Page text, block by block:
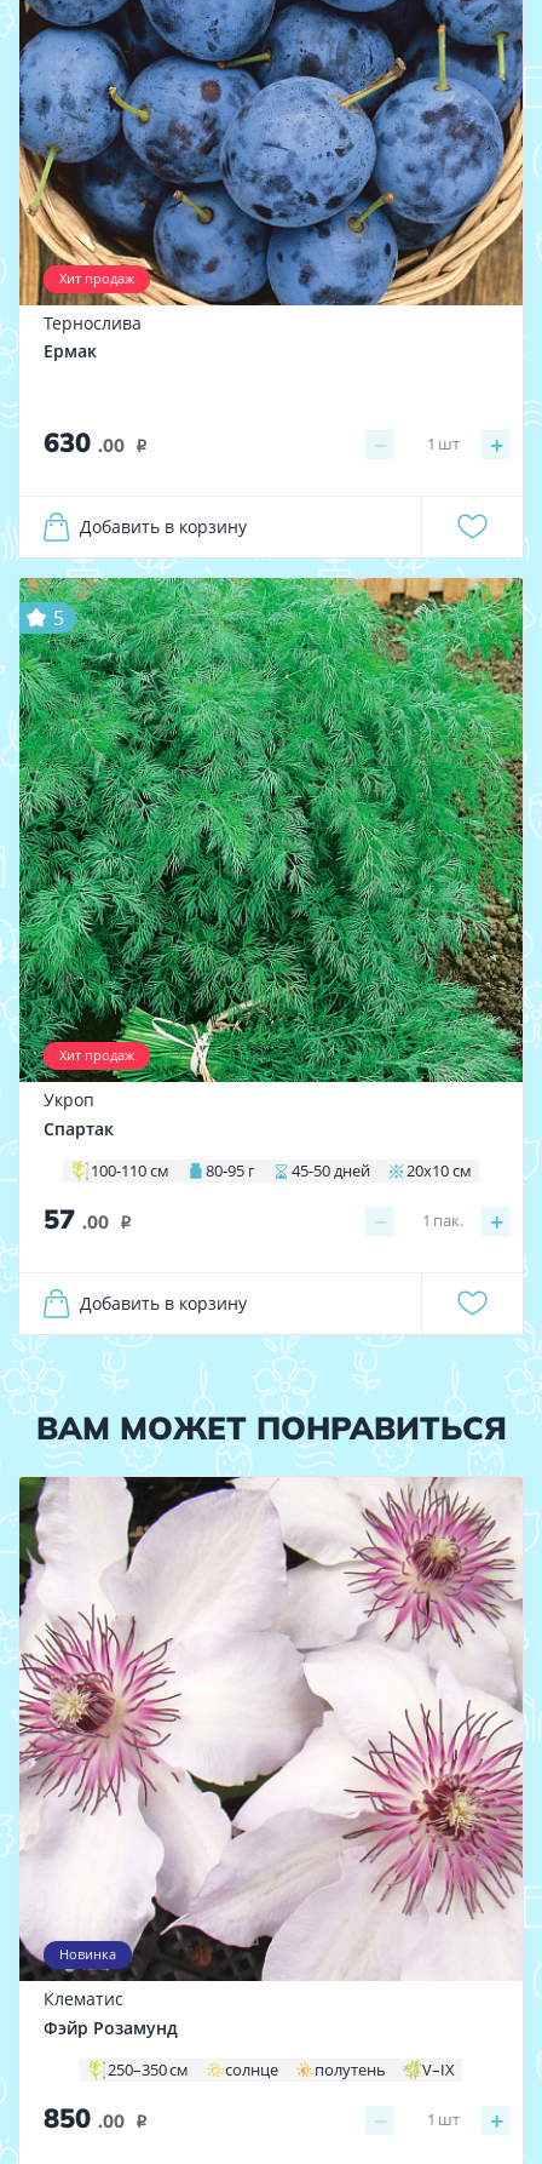
Хит продаж
Тернослива
Ермак
630 .00 i − +
1 шт
Добавить в корзину
Хит продаж
5
Укроп
Спартак
100-110 см 80-95 г 45-50 дней 20х10 см
57 .00 i − +
1 пак.
Добавить в корзину
ВАМ МОЖЕТ ПОНРАВИТЬСЯ
Новинка
Клематис
Фэйр Розамунд
250–350 см солнце полутень V–IX
850 .00 i − +
1 шт